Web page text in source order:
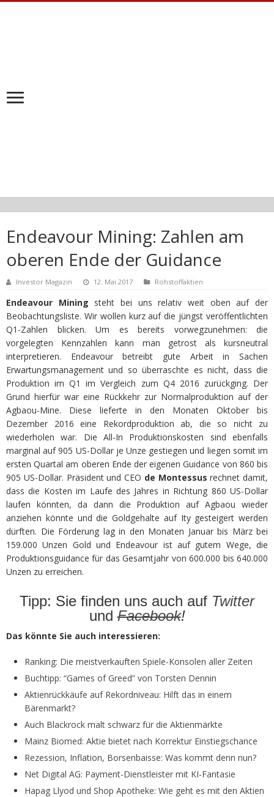
Endeavour Mining: Zahlen am
oberen Ende der Guidance
Investor Magazin 12. Mai 2017 Rohstoffaktien
Endeavour Mining steht bei uns relativ weit oben auf der
Beobachtungsliste. Wir wollen kurz auf die jüngst veröffentlichten
Q1-Zahlen blicken. Um es bereits vorwegzunehmen: die
vorgelegten Kennzahlen kann man getrost als kursneutral
interpretieren. Endeavour betreibt gute Arbeit in Sachen
Erwartungsmanagement und so überraschte es nicht, dass die
Produktion im Q1 im Vergleich zum Q4 2016 zurückging. Der
Grund hierfür war eine Rückkehr zur Normalproduktion auf der
Agbaou-Mine. Diese lieferte in den Monaten Oktober bis
Dezember 2016 eine Rekordproduktion ab, die so nicht zu
wiederholen war. Die All-In Produktionskosten sind ebenfalls
marginal auf 905 US-Dollar je Unze gestiegen und liegen somit im
ersten Quartal am oberen Ende der eigenen Guidance von 860 bis
905 US-Dollar. Präsident und CEO de Montessusrechnet damit,
dass die Kosten im Laufe des Jahres in Richtung 860 US-Dollar
laufen könnten, da dann die Produktion auf Agbaou wieder
anziehen könnte und die Goldgehalte auf Ity gesteigert werden
dürften. Die Förderung lag in den Monaten Januar bis März bei
159.000 Unzen Gold und Endeavour ist auf gutem Wege, die
Produktionsguidance für das Gesamtjahr von 600.000 bis 640.000
Unzen zu erreichen.
Tipp: Sie finden uns auch auf Twitter
undFacebook!
Das könnte Sie auch interessieren:
Ranking: Die meistverkauften Spiele-Konsolen aller Zeiten
Buchtipp: “Games of Greed” von Torsten Dennin
Aktienrückkäufe auf Rekordniveau: Hilft das in einem
Bärenmarkt?
Auch Blackrock malt schwarz für die Aktienmärkte
Mainz Biomed: Aktie bietet nach Korrektur Einstiegschance
Rezession, Inflation, Borsenbaisse: Was kommt denn nun?
Net Digital AG: Payment-Dienstleister mit KI-Fantasie
Hapag Llyod und Shop Apotheke: Wie geht es mit den Aktien